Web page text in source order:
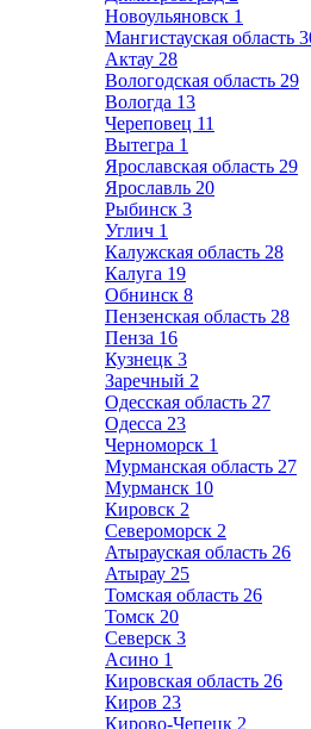
Новоульяновск 1
Мангистауская область
Актау 28
Вологодская область 29
Вологда 13
Череповец 11
Вытегра 1
Ярославская область 29
Ярославль 20
Рыбинск 3
Углич 1
Калужская область 28
Калуга 19
Обнинск 8
Пензенская область 28
Пенза 16
Кузнецк 3
Заречный 2
Одесская область 27
Одесса 23
Черноморск 1
Мурманская область 27
Мурманск 10
Кировск 2
Североморск 2
Атырауская область 26
Атырау 25
Томская область 26
Томск 20
Северск 3
Асино 1
Кировская область 26
Киров 23
Кирово-Чепецк 2